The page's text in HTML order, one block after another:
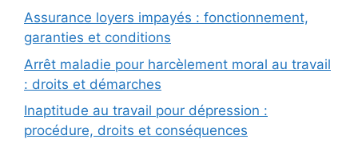
Assurance loyers impayés : fonctionnement,
garanties et conditions
Arrêt maladie pour harcèlement moral au travail
: droits et démarches
Inaptitude au travail pour dépression :
procédure, droits et conséquences